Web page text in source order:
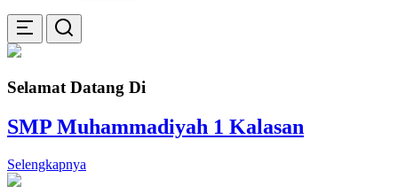
Selamat Datang Di
SMP Muhammadiyah 1 Kalasan
Selengkapnya